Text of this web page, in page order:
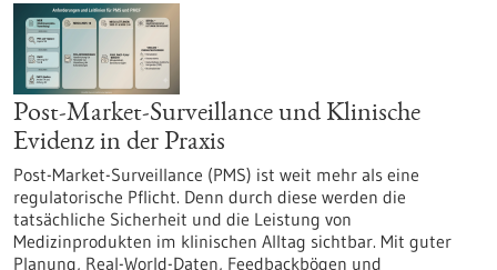
Post-Market-Surveillance und Klinische
Evidenz in der Praxis
Post-Market-Surveillance (PMS) ist weit mehr als eine
regulatorische Pflicht. Denn durch diese werden die
tatsächliche Sicherheit und die Leistung von
Medizinprodukten im klinischen Alltag sichtbar. Mit guter
Planung, Real-World-Daten, Feedbackbögen und